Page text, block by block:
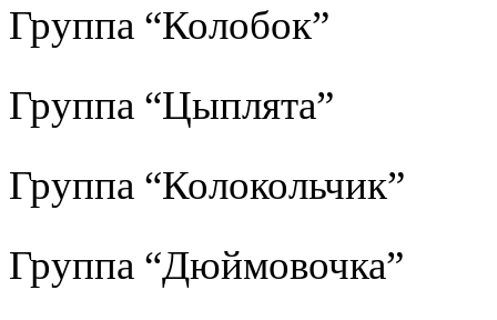
Группа “Колобок”
Группа “Цыплята”
Группа “Колокольчик”
Группа “Дюймовочка”